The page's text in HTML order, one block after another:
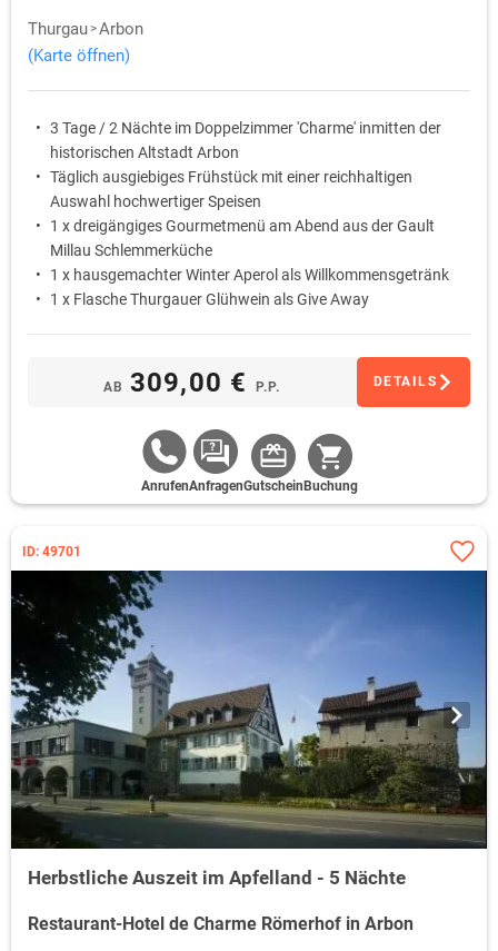
Thurgau Arbon
(Karte öffnen)
3 Tage / 2 Nächte im Doppelzimmer 'Charme' inmitten der
historischen Altstadt Arbon
Täglich ausgiebiges Frühstück mit einer reichhaltigen
Auswahl hochwertiger Speisen
1 x dreigängiges Gourmetmenü am Abend aus der Gault
Millau Schlemmerküche
1 x hausgemachter Winter Aperol als Willkommensgetränk
1 x Flasche Thurgauer Glühwein als Give Away
AB 309,00 € P.P. DETAILS
AnrufenAnfragenGutschein Buchung
ID: 49701
Herbstliche Auszeit im Apfelland - 5 Nächte
Restaurant-Hotel de Charme Römerhof in Arbon